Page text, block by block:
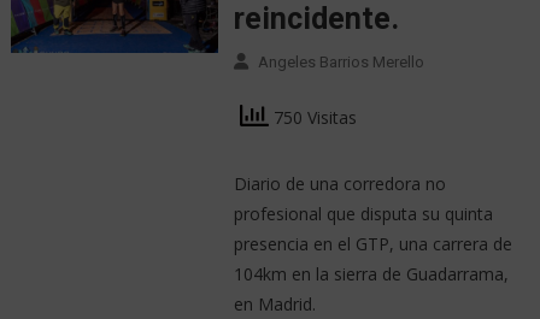
reincidente.
Angeles Barrios Merello
750 Visitas
Diario de una corredora no
profesional que disputa su quinta
presencia en el GTP, una carrera de
104km en la sierra de Guadarrama,
en Madrid.